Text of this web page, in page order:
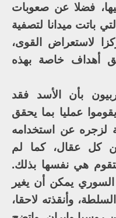
فضلا عن صعوبات
باتت ميدانا لتصفية
لاستعراض القوى،
أهداف خاصة بهذه
بأن الأسد فقد
عمليا بما يحقق
لزجره عن استخدامه
كل عقال، كما لم
هي نفسها بذلك.
يمكن أن يغير
وأنقذته لاحقا،